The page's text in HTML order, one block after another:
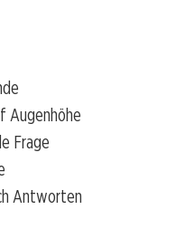
Augenhöhe
Frage
Antworten